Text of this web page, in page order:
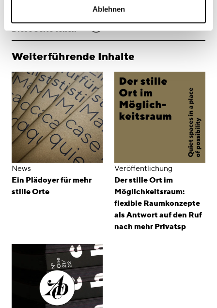
Ablehnen
Diese Seite teilen linkedin
Weiterführende Inhalte
News
Ein Plädoyer für mehr
stille Orte
Veröffentlichung
Der stille Ort im
Möglichkeitsraum:
flexible Raumkonzepte
als Antwort auf den Ruf
nach mehr Privatsp